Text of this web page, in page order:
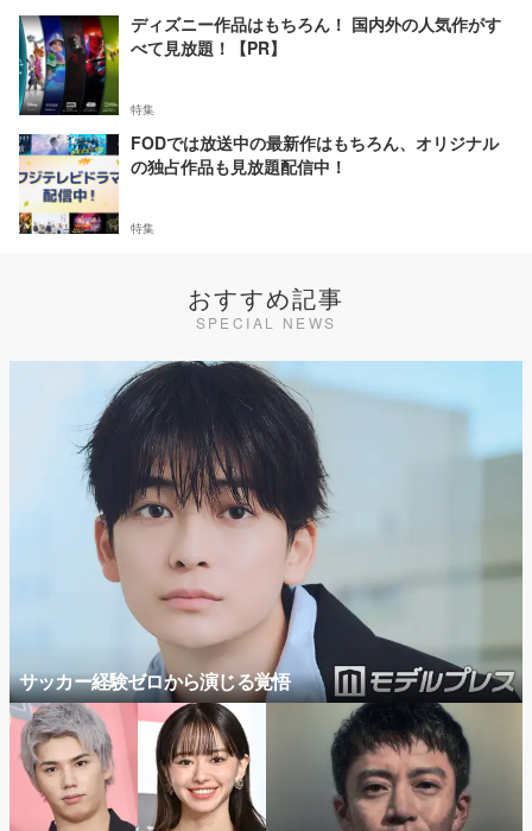
ディズニー作品はもちろん！ 国内外の人気作がす
べて見放題！【PR】
特集
FODでは放送中の最新作はもちろん、オリジナル
の独占作品も見放題配信中！
特集
おすすめ記事
SPECIAL NEWS
サッカー経験ゼロから演じる覚悟